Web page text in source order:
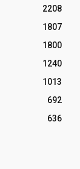
2208
1807
1800
1240
1013
692
636